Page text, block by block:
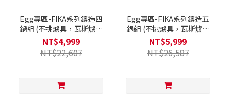
Egg專區-FIKA系列鑄造四
鍋組 (不挑爐具，瓦斯爐電
磁爐可用) 送平底鍋(隨機出
貨)+矽銀配件+烘焙三件組
+多用鍋蓋
NT$4,999
NT$22,607
Egg專區-FIKA系列鑄造五
鍋組 (不挑爐具，瓦斯爐電
磁爐可用) 送平底鍋(隨機出
貨)+矽銀配件+烘焙三件組
+多用鍋蓋
NT$5,999
NT$26,587